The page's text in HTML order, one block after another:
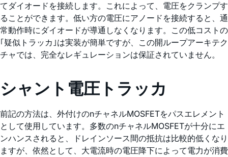
てダイオードを接続します。これによって、電圧をクランプす
ることができます。低い方の電圧にアノードを接続すると、通
常動作時にダイオードが導通しなくなります。この低コストの
｢疑似トラッカ｣は実装が簡単ですが、この開ループアーキテク
チャでは、完全なレギュレーションは保証されていません。
シャント電圧トラッカ
前記の方法は、外付けのnチャネルMOSFETをパスエレメント
として使用しています。多数のnチャネルMOSFETが十分にエ
ンハンスされると、ドレインソース間の抵抗は比較的低くなり
ますが、依然として、大電流時の電圧降下によって電力が消費